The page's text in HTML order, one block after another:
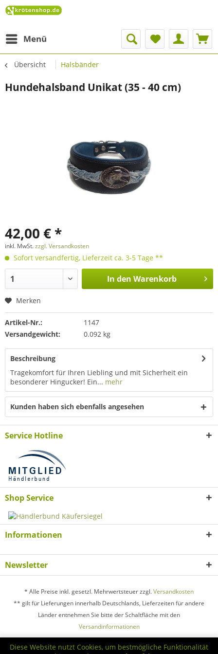
Menü
Übersicht Halsbänder
Hundehalsband Unikat (35 - 40 cm)
42,00 € *
inkl. MwSt.zzgl. Versandkosten
Sofort versandfertig, Lieferzeit ca. 3-5 Tage **
In den Warenkorb
Merken
Artikel-Nr.:
1147
Versandgewicht:
0.092 kg
Beschreibung
Tragekomfort für Ihren Liebling und mit Sicherheit ein
besonderer Hingucker! Ein... mehr
Kunden haben sich ebenfalls angesehen
Service Hotline
Shop Service
Informationen
Newsletter
* Alle Preise inkl. gesetzl. Mehrwertsteuer zzgl.Versandkosten
** gilt für Lieferungen innerhalb Deutschlands, Lieferzeiten für andere
Länder entnehmen Sie bitte der Schaltfläche mit den
Versandinformationen
Hilfe / Support Kontakt Versand und Zahlungsbedingungen
Diese Website nutzt Cookies, um bestmögliche Funktionalität